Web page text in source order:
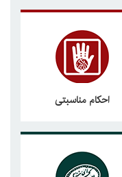
احکام مناسبتی